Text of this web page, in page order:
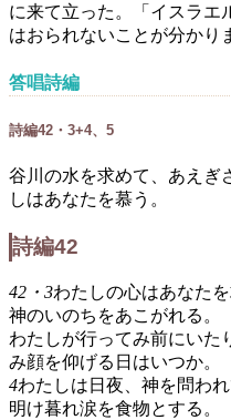
に来て立った。「イスラエ
はおられないことが分かり
答唱詩編
詩編42・3+4、5
谷川の水を求めて、あえぎ
しはあなたを慕う。
詩編42
42・3わたしの心はあなたを
神のいのちをあこがれる。
わたしが行ってみ前にいた
み顔を仰げる日はいつか。
4わたしは日夜、神を問われ
明け暮れ涙を食物とする。